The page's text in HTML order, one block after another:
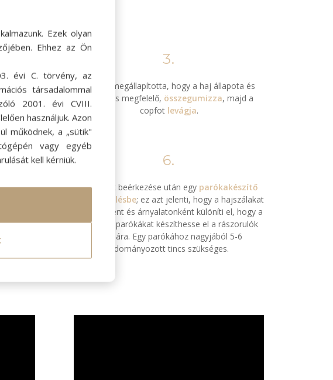
cm.
3.
Miután megállapította, hogy a haj állapota és
hossza is megfelelő, összegumizza, majd a
copfot levágja.
6.
A hajakat beérkezése után egy parókakészítő
veszi kezelésbe; ez azt jelenti, hogy a hajszálakat
méretenként és árnyalatonként különíti el, hogy a
legszebb parókákat készíthesse el a rászorulók
számára. Egy parókához nagyjából 5-6
adományozott tincs szükséges.
Ezek olyan
Ehhez az Ön
évi C. törvény, az
társadalommal
2001. évi CVIII.
használjuk. Azon
működnek, a „sütik"
vagy egyéb
kell kérniük.